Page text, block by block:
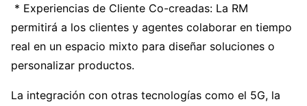
* Experiencias de Cliente Co-creadas: La RM
permitirá a los clientes y agentes colaborar en tiempo
real en un espacio mixto para diseñar soluciones o
personalizar productos.
La integración con otras tecnologías como el 5G, la